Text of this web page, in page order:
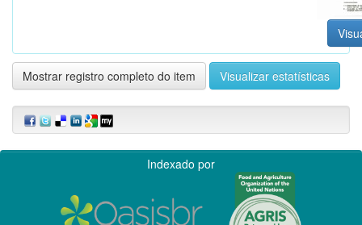
Mostrar registro completo do item Visualizar estatísticas
Indexado por